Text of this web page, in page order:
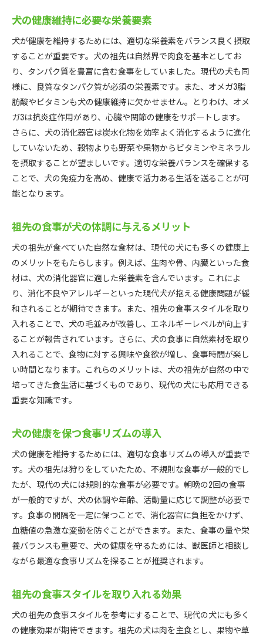
犬の健康維持に必要な栄養要素
犬が健康を維持するためには、適切な栄養素をバランス良く摂取
することが重要です。犬の祖先は自然界で肉食を基本としてお
り、タンパク質を豊富に含む食事をしていました。現代の犬も同
様に、良質なタンパク質が必須の栄養素です。また、オメガ3脂
肪酸やビタミンも犬の健康維持に欠かせません。とりわけ、オメ
ガ3は抗炎症作用があり、心臓や関節の健康をサポートします。
さらに、犬の消化器官は炭水化物を効率よく消化するように進化
していないため、穀物よりも野菜や果物からビタミンやミネラル
を摂取することが望ましいです。適切な栄養バランスを確保する
ことで、犬の免疫力を高め、健康で活力ある生活を送ることが可
能となります。
祖先の食事が犬の体調に与えるメリット
犬の祖先が食べていた自然な食材は、現代の犬にも多くの健康上
のメリットをもたらします。例えば、生肉や骨、内臓といった食
材は、犬の消化器官に適した栄養素を含んでいます。これによ
り、消化不良やアレルギーといった現代犬が抱える健康問題が緩
和されることが期待できます。また、祖先の食事スタイルを取り
入れることで、犬の毛並みが改善し、エネルギーレベルが向上す
ることが報告されています。さらに、犬の食事に自然素材を取り
入れることで、食物に対する興味や食欲が増し、食事時間が楽し
い時間となります。これらのメリットは、犬の祖先が自然の中で
培ってきた食生活に基づくものであり、現代の犬にも応用できる
重要な知識です。
犬の健康を保つ食事リズムの導入
犬の健康を維持するためには、適切な食事リズムの導入が重要で
す。犬の祖先は狩りをしていたため、不規則な食事が一般的でし
たが、現代の犬には規則的な食事が必要です。朝晩の2回の食事
が一般的ですが、犬の体調や年齢、活動量に応じて調整が必要で
す。食事の間隔を一定に保つことで、消化器官に負担をかけず、
血糖値の急激な変動を防ぐことができます。また、食事の量や栄
養バランスも重要で、犬の健康を守るためには、獣医師と相談し
ながら最適な食事リズムを探ることが推奨されます。
祖先の食事スタイルを取り入れる効果
犬の祖先の食事スタイルを参考にすることで、現代の犬にも多く
の健康効果が期待できます。祖先の犬は肉を主食とし、果物や草